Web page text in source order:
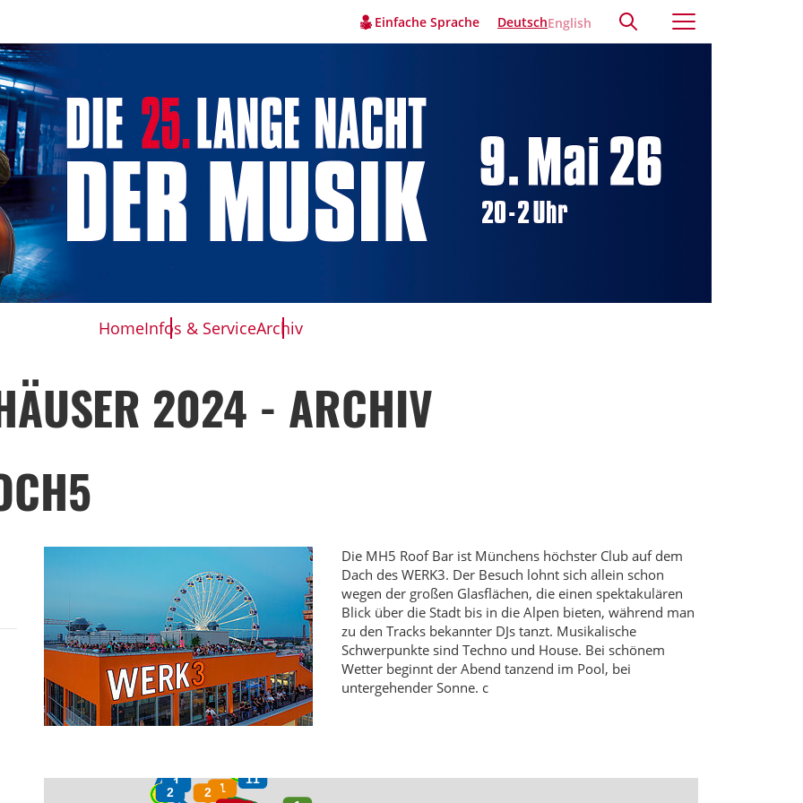
HomeInfos & ServiceArchiv
DeutschEnglish
Einfache Sprache
2024 - ARCHIV
Die MH5 Roof Bar ist Münchens höchster Club auf dem
Dach des WERK3. Der Besuch lohnt sich allein schon
wegen der großen Glasflächen, die einen spektakulären
Blick über die Stadt bis in die Alpen bieten, während man
zu den Tracks bekannter DJs tanzt. Musikalische
Schwerpunkte sind Techno und House. Bei schönem
Wetter beginnt der Abend tanzend im Pool, bei
untergehender Sonne. c